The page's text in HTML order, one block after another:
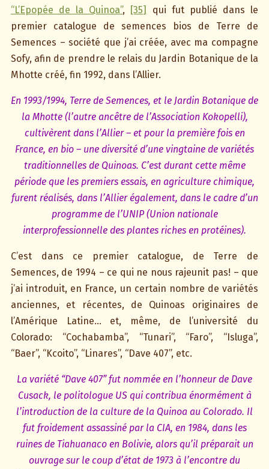
“L’Epopée de la Quinoa”, [35]
qui fut publié dans le
premier catalogue de semences bios de Terre de
Semences – société que j’ai créée, avec ma compagne
Sofy, afin de prendre le relais du Jardin Botanique de la
Mhotte créé, fin 1992, dans l’Allier.
En 1993/1994, Terre de Semences, et le Jardin Botanique de
la Mhotte (l’autre ancêtre de l’Association Kokopelli),
cultivèrent dans l’Allier – et pour la première fois en
France, en bio – une diversité d’une vingtaine de variétés
traditionnelles de Quinoas. C’est durant cette même
période que les premiers essais, en agriculture chimique,
furent réalisés, dans l’Allier également, dans le cadre d’un
programme de l’UNIP (Union nationale
interprofessionnelle des plantes riches en protéines).
C’est dans ce premier catalogue, de Terre de
Semences, de 1994 – ce qui ne nous rajeunit pas! – que
j’ai introduit, en France, un certain nombre de variétés
anciennes, et récentes, de Quinoas originaires de
l’Amérique Latine… et, même, de l’université du
Colorado: “Cochabamba”, “Tunari”, “Faro”, “Isluga”,
“Baer”, “Kcoito”, “Linares”, “Dave 407”, etc.
La variété “Dave 407” fut nommée en l’honneur de Dave
Cusack, le politologue US qui contribua énormément à
l’introduction de la culture de la Quinoa au Colorado. Il
fut froidement assassiné par la CIA, en 1984, dans les
ruines de Tiahuanaco en Bolivie, alors qu’il préparait un
ouvrage sur le coup d’état de 1973 à l’encontre du